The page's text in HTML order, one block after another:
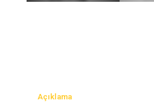
Açıklama